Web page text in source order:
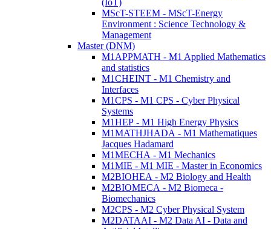
(IoT)
MScT-STEEM - MScT-Energy
Environment : Science Technology &
Management
Master (DNM)
M1APPMATH - M1 Applied Mathematics
and statistics
M1CHEINT - M1 Chemistry and
Interfaces
M1CPS - M1 CPS - Cyber Physical
Systems
M1HEP - M1 High Energy Physics
M1MATHJHADA - M1 Mathematiques
Jacques Hadamard
M1MECHA - M1 Mechanics
M1MIE - M1 MIE - Master in Economics
M2BIOHEA - M2 Biology and Health
M2BIOMECA - M2 Biomeca -
Biomechanics
M2CPS - M2 Cyber Physical System
M2DATAAI - M2 Data AI - Data and